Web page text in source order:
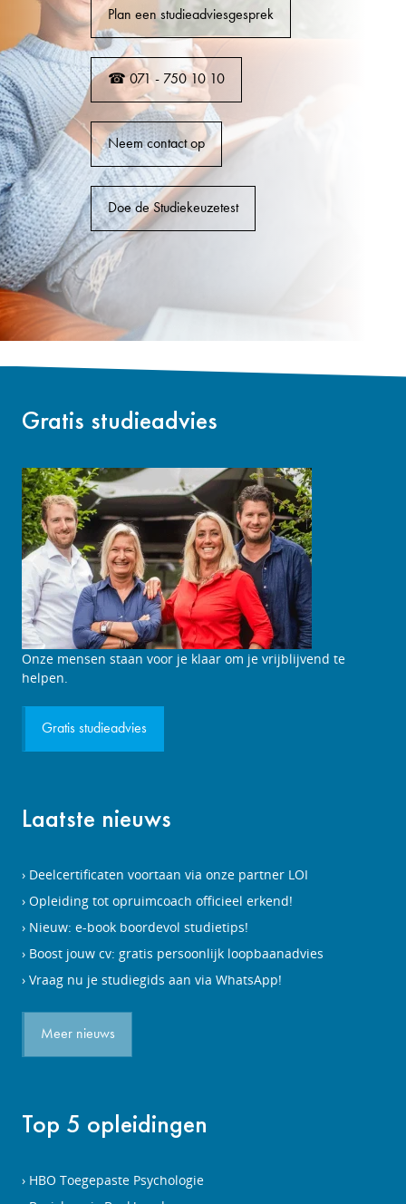
Plan een studieadviesgesprek
☎ 071 - 750 10 10
Neem contact op
Doe de Studiekeuzetest
Gratis studieadvies
Studieadviesgesprek
aanvragen
Onze mensen staan voor je klaar om je vrijblijvend te
helpen.
Gratis studieadvies
Laatste nieuws
Deelcertificaten voortaan via onze partner LOI
Opleiding tot opruimcoach officieel erkend!
Nieuw: e-book boordevol studietips!
Boost jouw cv: gratis persoonlijk loopbaanadvies
Vraag nu je studiegids aan via WhatsApp!
Meer nieuws
Top 5 opleidingen
HBO Toegepaste Psychologie